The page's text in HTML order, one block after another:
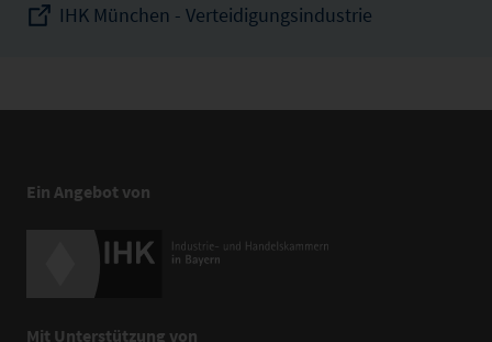
IHK München - Verteidigungsindustrie
Ein Angebot von
Mit Unterstützung von